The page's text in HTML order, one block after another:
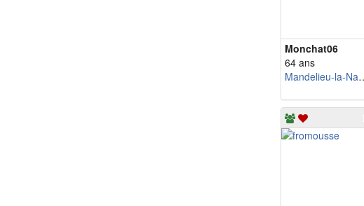
Monchat06
64 ans